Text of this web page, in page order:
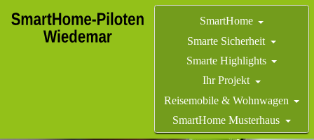
SmartHome
Smarte Sicherheit
Smarte Highlights
Ihr Projekt
Reisemobile & Wohnwagen
SmartHome Musterhaus